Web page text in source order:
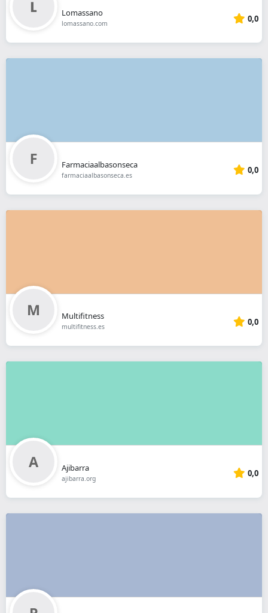
Lomassano
lomassano.com 0,0
Farmaciaalbasonseca
farmaciaalbasonseca.es 0,0
Multifitness
multifitness.es 0,0
Ajibarra
ajibarra.org 0,0